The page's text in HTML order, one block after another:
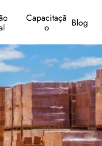
Blog
Capacitaçã
o